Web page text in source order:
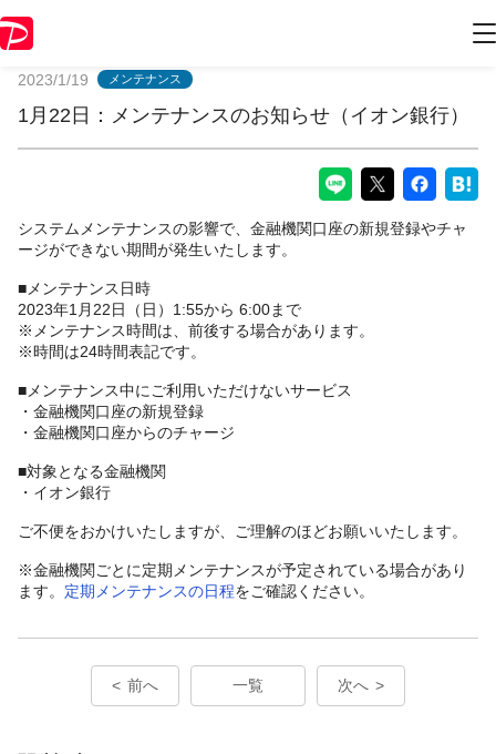
2023/1/19 メンテナンス
1月22日：メンテナンスのお知らせ（イオン銀行）
システムメンテナンスの影響で、金融機関口座の新規登録やチャ
ージができない期間が発生いたします。
■メンテナンス日時
2023年1月22日（日）1:55から 6:00まで
※メンテナンス時間は、前後する場合があります。
※時間は24時間表記です。
■メンテナンス中にご利用いただけないサービス
・金融機関口座の新規登録
・金融機関口座からのチャージ
■対象となる金融機関
・イオン銀行
ご不便をおかけいたしますが、ご理解のほどお願いいたします。
※金融機関ごとに定期メンテナンスが予定されている場合があり
ます。 定期メンテナンスの日程をご確認ください。
前へ 一覧 次へ